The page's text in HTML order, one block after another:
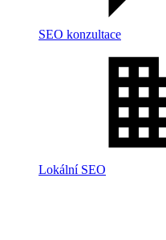
SEO konzultace
Lokální SEO